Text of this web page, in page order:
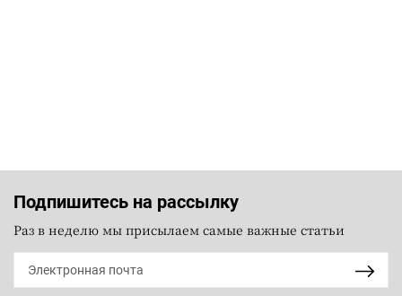
Подпишитесь на рассылку
Раз в неделю мы присылаем самые важные статьи